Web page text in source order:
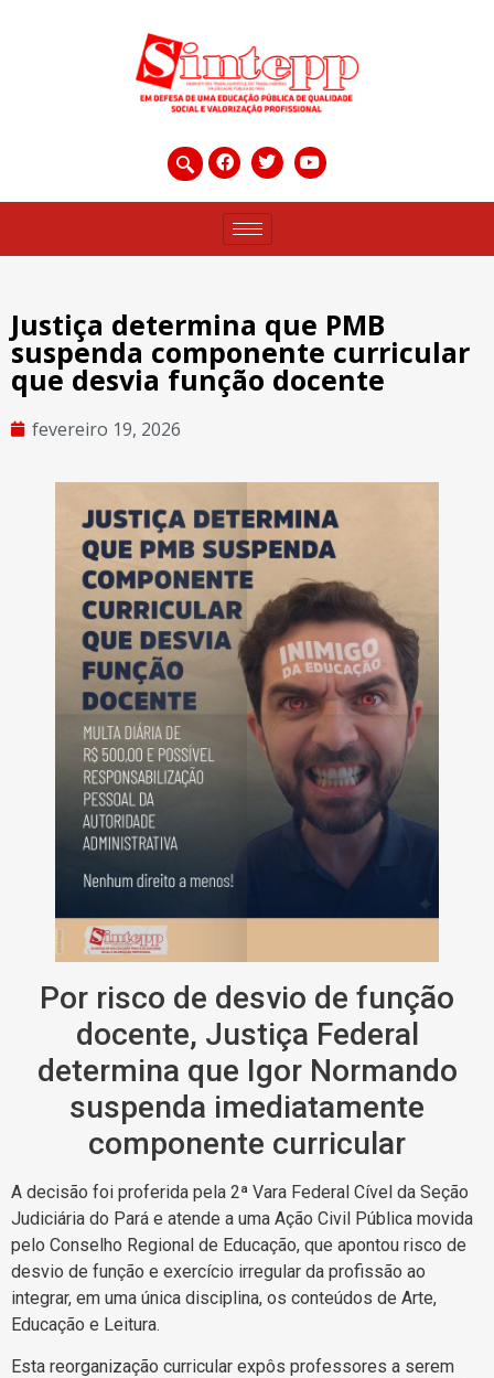
Justiça determina que PMB
suspenda componente curricular
que desvia função docente
fevereiro 19, 2026
Por risco de desvio de função
docente, Justiça Federal
determina que Igor Normando
suspenda imediatamente
componente curricular
A decisão foi proferida pela 2ª Vara Federal Cível da Seção
Judiciária do Pará e atende a uma Ação Civil Pública movida
pelo Conselho Regional de Educação, que apontou risco de
desvio de função e exercício irregular da profissão ao
integrar, em uma única disciplina, os conteúdos de Arte,
Educação e Leitura.
Esta reorganização curricular expôs professores a serem